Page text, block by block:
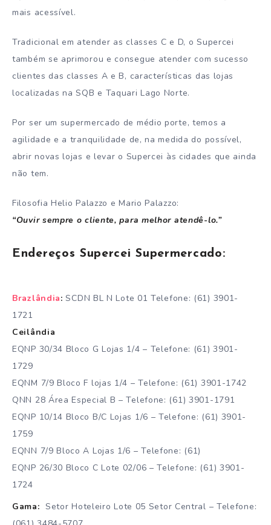
mais acessível.
Tradicional em atender as classes C e D, o Supercei
também se aprimorou e consegue atender com sucesso
clientes das classes A e B, características das lojas
localizadas na SQB e Taquari Lago Norte.
Por ser um supermercado de médio porte, temos a
agilidade e a tranquilidade de, na medida do possível,
abrir novas lojas e levar o Supercei às cidades que ainda
não tem.
Filosofia Helio Palazzo e Mario Palazzo:
“Ouvir sempre o cliente, para melhor atendê-lo.”
Endereços Supercei Supermercado:
Brazlândia:SCDN BL N Lote 01 Telefone: (61) 3901-
1721
Ceilândia
EQNP 30/34 Bloco G Lojas 1/4 – Telefone: (61) 3901-
1729
EQNM 7/9 Bloco F lojas 1/4 – Telefone: (61) 3901-1742
QNN 28 Área Especial B – Telefone: (61) 3901-1791
EQNP 10/14 Bloco B/C Lojas 1/6 – Telefone: (61) 3901-
1759
EQNN 7/9 Bloco A Lojas 1/6 – Telefone: (61)
EQNP 26/30 Bloco C Lote 02/06 – Telefone: (61) 3901-
1724
Gama: Setor Hoteleiro Lote 05 Setor Central – Telefone: